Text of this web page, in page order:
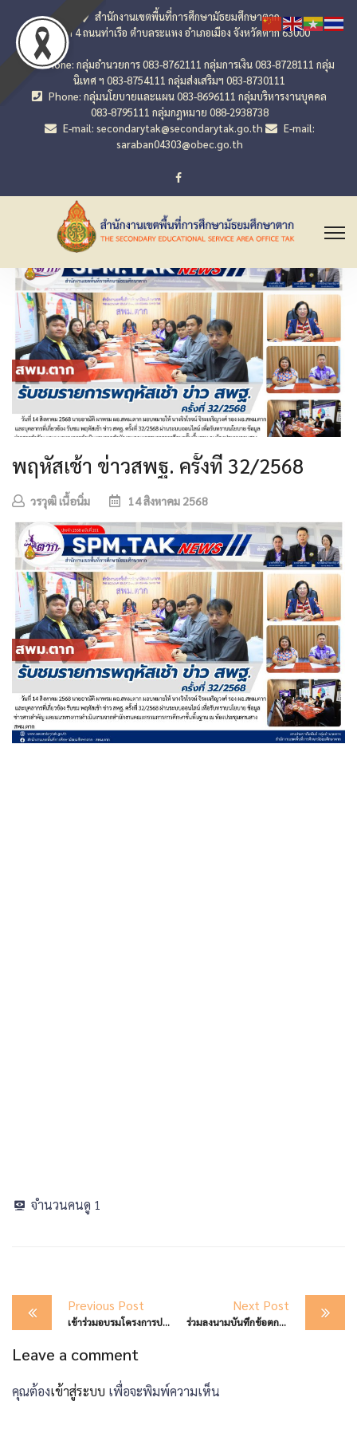
สำนักงานเขตพื้นที่การศึกษามัธยมศึกษาตาก
เลขที่ 4 ถนนท่าเรือ ตำบลระแหง อำเภอเมือง จังหวัดตาก 63000
Phone: กลุ่มอำนวยการ 083-8762111 กลุ่มการเงิน 083-8728111 กลุ่ม
นิเทศ ฯ 083-8754111 กลุ่มส่งเสริมฯ 083-8730111
Phone: กลุ่มนโยบายและแผน 083-8696111 กลุ่มบริหารงานบุคคล
083-8795111 กลุ่มกฎหมาย 088-2938738
E-mail: secondarytak@secondarytak.go.th
E-mail:
saraban04303@obec.go.th
พฤหัสเช้า ข่าวสพฐ. ครั้งที่ 32/2568
วรวุฒิ เนื้อนิ่ม 14 สิงหาคม 2568
จำนวนคนดู 1
Post
navigation
Previous Post
เข้าร่วมอบรมโครงการปลูกฝังจิตสำนึกรักสามัคคีและส่งเสริมความปรองดอง ของคนในชาติ ประจำปี 2568
Next Post
ร่วมลงนามบันทึกข้อตกลง (MOU) สนับสนุนการขับเคลื่อนปกป้องเด็ก และเยาวชนจากปัจจัยเสียง บุหรี่ บุหรี่ไฟฟ้า เครื่องดื่มแอลกอฮอล์
Leave a comment
คุณต้องเข้าสู่ระบบ เพื่อจะพิมพ์ความเห็น